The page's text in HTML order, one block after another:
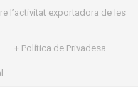
l’activitat exportadora de les
+ Política de Privadesa